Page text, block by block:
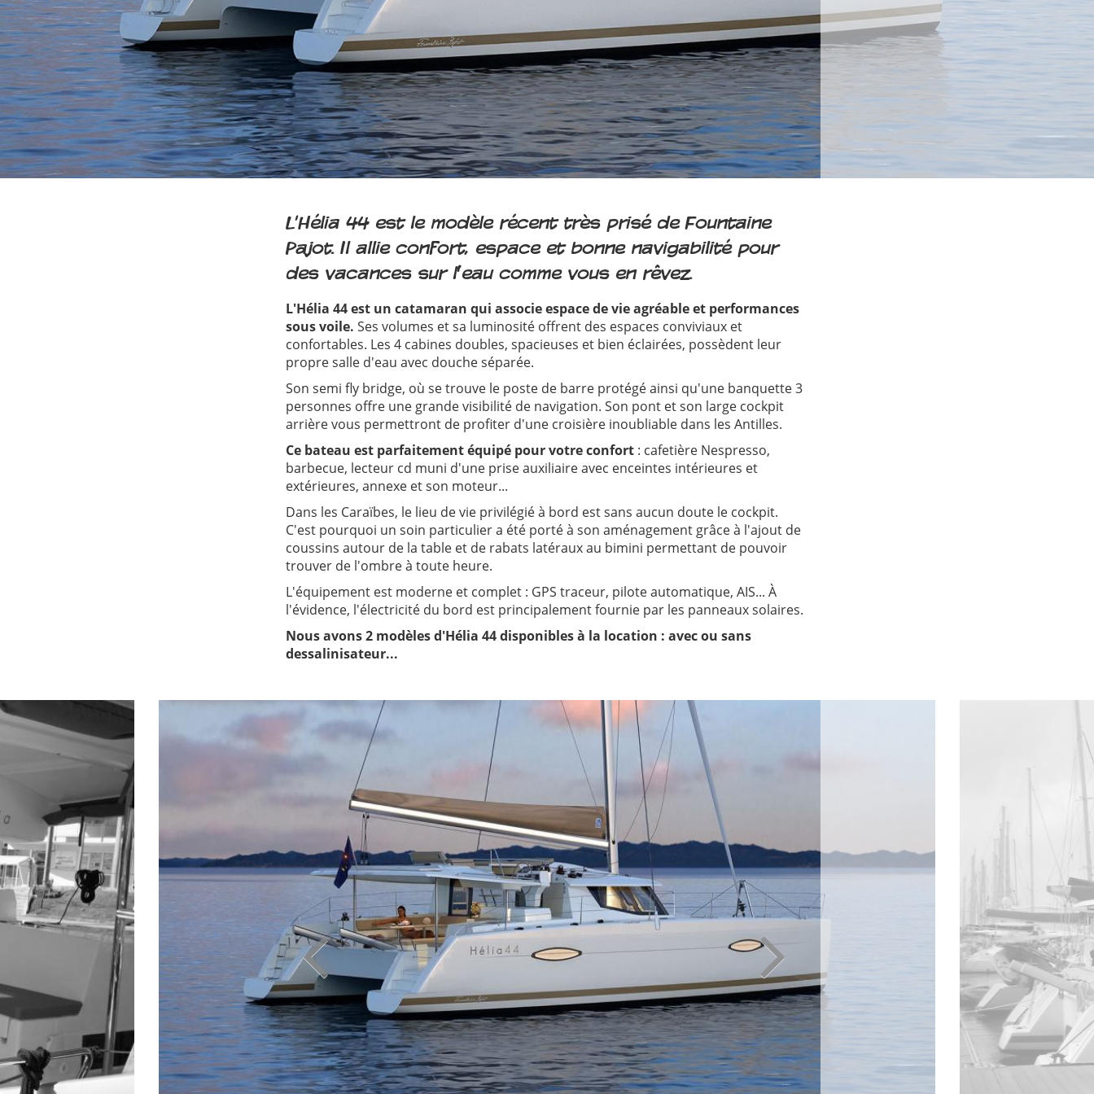
L'Hélia 44 est le modèle récent très prisé de Fountaine
Pajot. Il allie confort, espace et bonne navigabilité pour
des vacances sur l’eau comme vous en rêvez.
L'Hélia 44 est un catamaran qui associe espace de vie agréable et performances
sous voile. Ses volumes et sa luminosité offrent des espaces conviviaux et
confortables. Les 4 cabines doubles, spacieuses et bien éclairées, possèdent leur
propre salle d'eau avec douche séparée.
Son semi fly bridge, où se trouve le poste de barre protégé ainsi qu'une banquette 3
personnes offre une grande visibilité de navigation. Son pont et son large cockpit
arrière vous permettront de profiter d'une croisière inoubliable dans les Antilles.
Ce bateau est parfaitement équipé pour votre confort : cafetière Nespresso,
barbecue, lecteur cd muni d'une prise auxiliaire avec enceintes intérieures et
extérieures, annexe et son moteur...
Dans les Caraïbes, le lieu de vie privilégié à bord est sans aucun doute le cockpit.
C'est pourquoi un soin particulier a été porté à son aménagement grâce à l'ajout de
coussins autour de la table et de rabats latéraux au bimini permettant de pouvoir
trouver de l'ombre à toute heure.
L'équipement est moderne et complet : GPS traceur, pilote automatique, AIS... À
l'évidence, l'électricité du bord est principalement fournie par les panneaux solaires.
Nous avons 2 modèles d'Hélia 44 disponibles à la location : avec ou sans
dessalinisateur...